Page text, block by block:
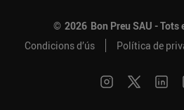
© 2026 Bon Preu SAU -
Condicions d’ús
Política de